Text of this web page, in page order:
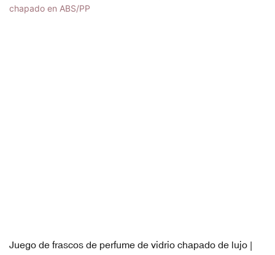
Juego de frascos de perfume de vidrio chapado de lujo |